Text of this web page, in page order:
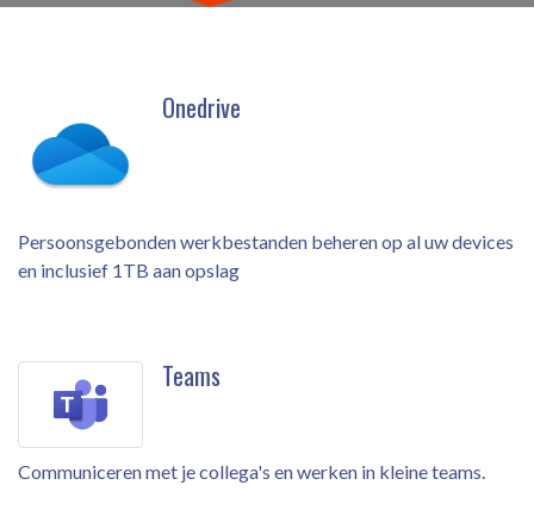
Onedrive
Persoonsgebonden werkbestanden beheren op al uw devices
en inclusief 1TB aan opslag
Teams
Communiceren met je collega's en werken in kleine teams.